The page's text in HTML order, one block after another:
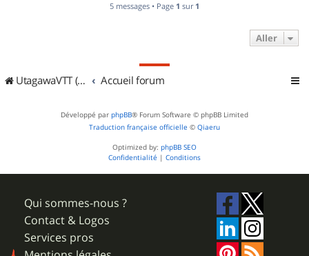
5 messages • Page 1 sur 1
Aller
UtagawaVTT (Randos VTT et VTTAE avec traces GPS) Accueil forum
Développé par phpBB® Forum Software © phpBB Limited
Traduction française officielle © Qiaeru
Optimized by: phpBB SEO
Confidentialité | Conditions
Qui sommes-nous ?
Contact & Logos
Services pros